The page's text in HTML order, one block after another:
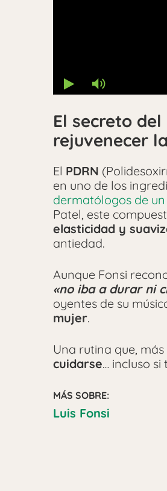
El secreto
rejuvenecer
El PDRN
en uno de los
dermatólogos de
Patel, este
elasticidad y
antiedad.
Aunque Fonsi
«no iba a durar ni
oyentes de su
mujer.
Una rutina que,
cuidarse… incluso
MÁS SOBRE:
Luis Fonsi